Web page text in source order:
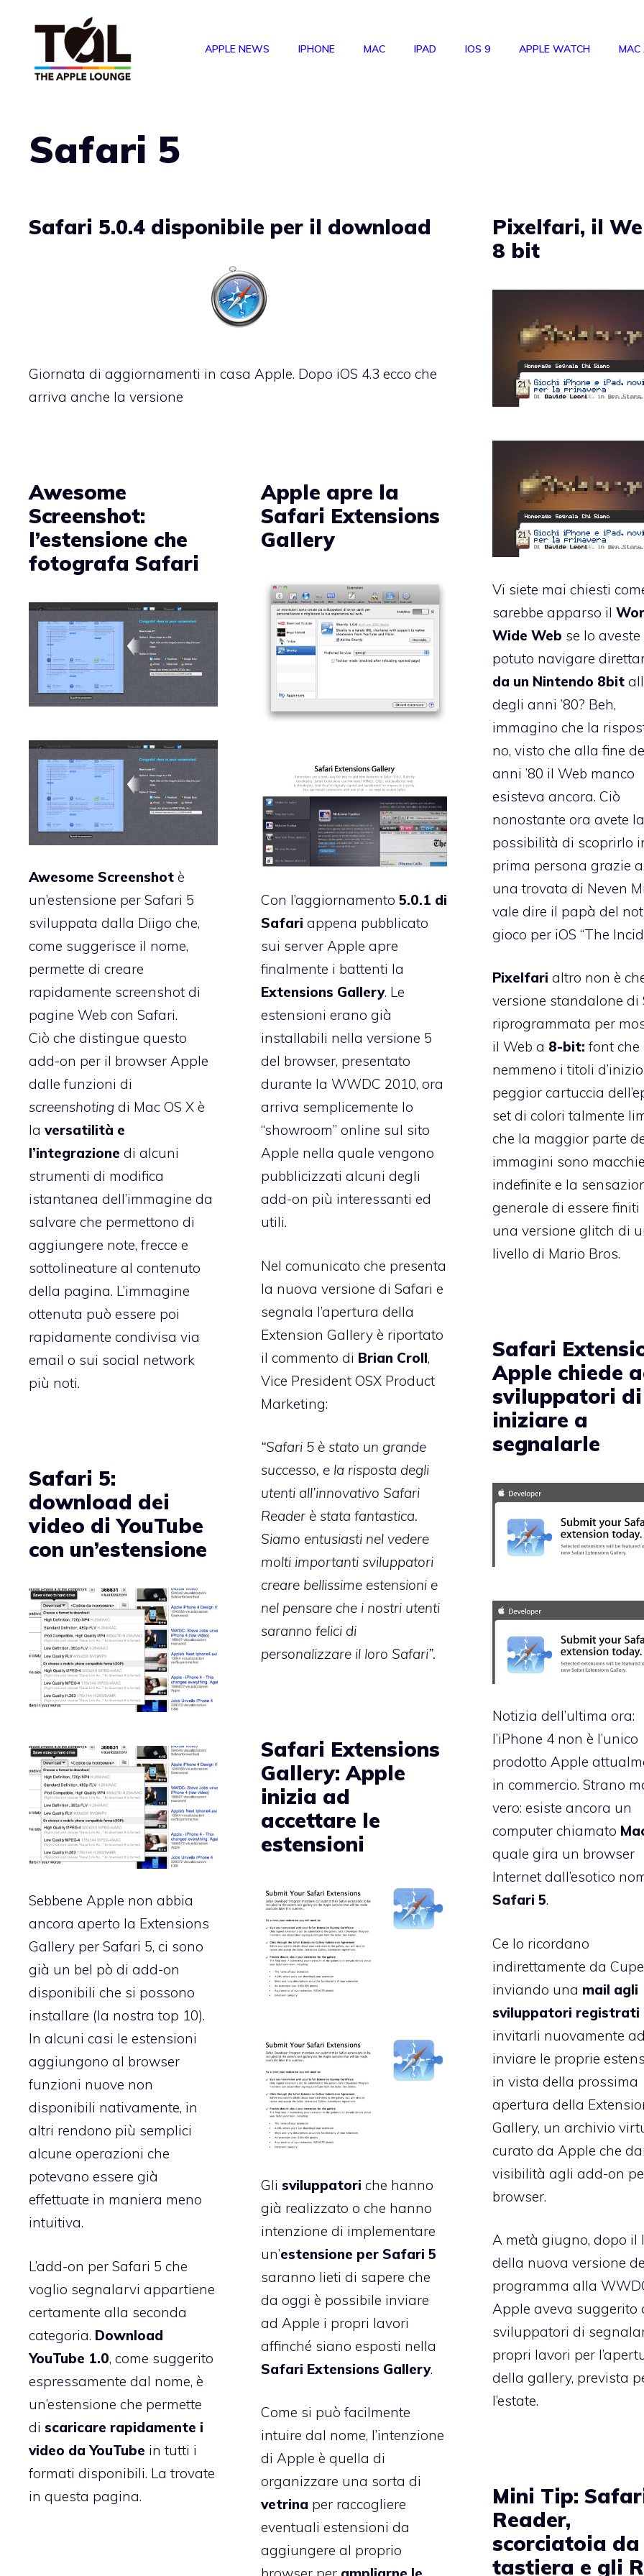
APPLE NEWS IPHONE MAC IPAD IOS 9 APPLE WATCH MAC
Safari 5
Safari 5.0.4 disponibile per il download
Giornata di aggiornamenti in casa Apple. Dopo iOS 4.3 ecco che
arriva anche la versione
Pixelfari, il
8 bit
Vi siete mai chiesti
sarebbe apparso il
Wide Web se lo aveste
potuto navigare
da un Nintendo 8bit
degli anni ’80? Beh,
immagino che la
no, visto che alla fine
anni ’80 il Web manco
esisteva ancora. Ciò
nonostante ora avete la
possibilità di scoprirlo
prima persona grazie
una trovata di Neven
vale dire il papà del
gioco per iOS“The
Pixelfari altro non è
versione standalone di
riprogrammata per
il Web a 8-bit:font che
nemmeno i titoli
peggior cartuccia
set di colori talmente
che la maggior parte
immagini sono macchie
indefinite e la
generale di essere finiti
una versione glitch di
livello di Mario Bros.
Awesome
Screenshot:
l’estensione che
fotografa Safari
Awesome Screenshot è
un’estensione per Safari 5
sviluppata dalla Diigo che,
come suggerisce il nome,
permette di creare
rapidamente screenshot di
pagine Web con Safari.
Ciò che distingue questo
add-on per il browser Apple
dalle funzioni di
screenshoting di Mac OS X è
la versatilità e
l’integrazione di alcuni
strumenti di modifica
istantanea dell’immagine da
salvare che permettono di
aggiungere note, frecce e
sottolineature al contenuto
della pagina. L’immagine
ottenuta può essere poi
rapidamente condivisa via
email o sui social network
più noti.
Apple apre la
Safari Extensions
Gallery
Con l’aggiornamento 5.0.1 di
Safari appena pubblicato
sui server Apple apre
finalmente i battenti la
Extensions Gallery. Le
estensioni erano già
installabili nella versione 5
del browser, presentato
durante la WWDC 2010, ora
arriva semplicemente lo
“showroom” online sul sito
Apple nella quale vengono
pubblicizzati alcuni degli
add-on più interessanti ed
utili.
Nel comunicato che presenta
la nuova versione di Safari e
segnala l’apertura della
Extension Gallery è riportato
il commento di Brian Croll,
Vice President OSX Product
Marketing:
“Safari 5 è stato un grande
successo, e la risposta degli
utenti all’innovativo Safari
Reader è stata fantastica.
Siamo entusiasti nel vedere
molti importanti sviluppatori
creare bellissime estensioni e
nel pensare che i nostri utenti
saranno felici di
personalizzare il loro Safari”.
Safari
Apple chiede
sviluppatori di
iniziare a
segnalarle
Notizia dell’ultima ora:
l’iPhone 4 non è l’unico
prodotto Apple
in commercio. Strano
vero: esiste ancora un
computer chiamato
quale gira un browser
Internet dall’esotico
Safari 5.
Ce lo ricordano
indirettamente da
inviando una mail agli
sviluppatori registrati
invitarli nuovamente ad
inviare le proprie
in vista della prossima
apertura della
Gallery, un archivio
curato da Apple che
visibilità agli add-on
browser.
A metà giugno, dopo il
della nuova versione
programma alla
Appleaveva suggerito
sviluppatori di
propri lavori per
della gallery, prevista
l’estate.
Safari 5:
download dei
video di YouTube
con un’estensione
Sebbene Apple non abbia
ancora aperto la Extensions
Gallery per Safari 5, ci sono
già un bel pò di add-on
disponibili che si possono
installare (la nostra top 10).
In alcuni casi le estensioni
aggiungono al browser
funzioni nuove non
disponibili nativamente, in
altri rendono più semplici
alcune operazioni che
potevano essere già
effettuate in maniera meno
intuitiva.
L’add-on per Safari 5 che
voglio segnalarvi appartiene
certamente alla seconda
categoria. Download
YouTube 1.0, come suggerito
espressamente dal nome, è
un’estensione che permette
di scaricare rapidamente i
video da YouTube in tutti i
formati disponibili. La trovate
in questa pagina.
Safari Extensions
Gallery: Apple
inizia ad
accettare le
estensioni
Gli sviluppatori che hanno
già realizzato o che hanno
intenzione di implementare
un’estensione per Safari 5
saranno lieti di sapere che
da oggi è possibile inviare
ad Apple i propri lavori
affinché siano esposti nella
Safari Extensions Gallery.
Come si può facilmente
intuire dal nome, l’intenzione
di Apple è quella di
organizzare una sorta di
vetrina per raccogliere
eventuali estensioni da
aggiungere al proprio
Mini Tip:
Reader,
scorciatoia da
tastiera e gli